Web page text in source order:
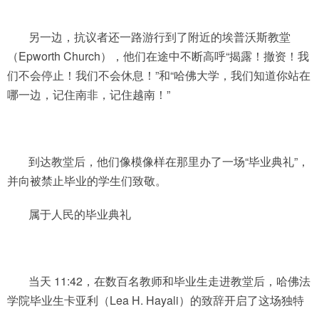
另一边，抗议者还一路游行到了附近的埃普沃斯教堂
（Epworth Church），他们在途中不断高呼“揭露！撤资！我
们不会停止！我们不会休息！”和“哈佛大学，我们知道你站在
哪一边，记住南非，记住越南！”
到达教堂后，他们像模像样在那里办了一场“毕业典礼”，
并向被禁止毕业的学生们致敬。
属于人民的毕业典礼
当天 11:42，在数百名教师和毕业生走进教堂后，哈佛法
学院毕业生卡亚利（Lea H. Hayali）的致辞开启了这场独特